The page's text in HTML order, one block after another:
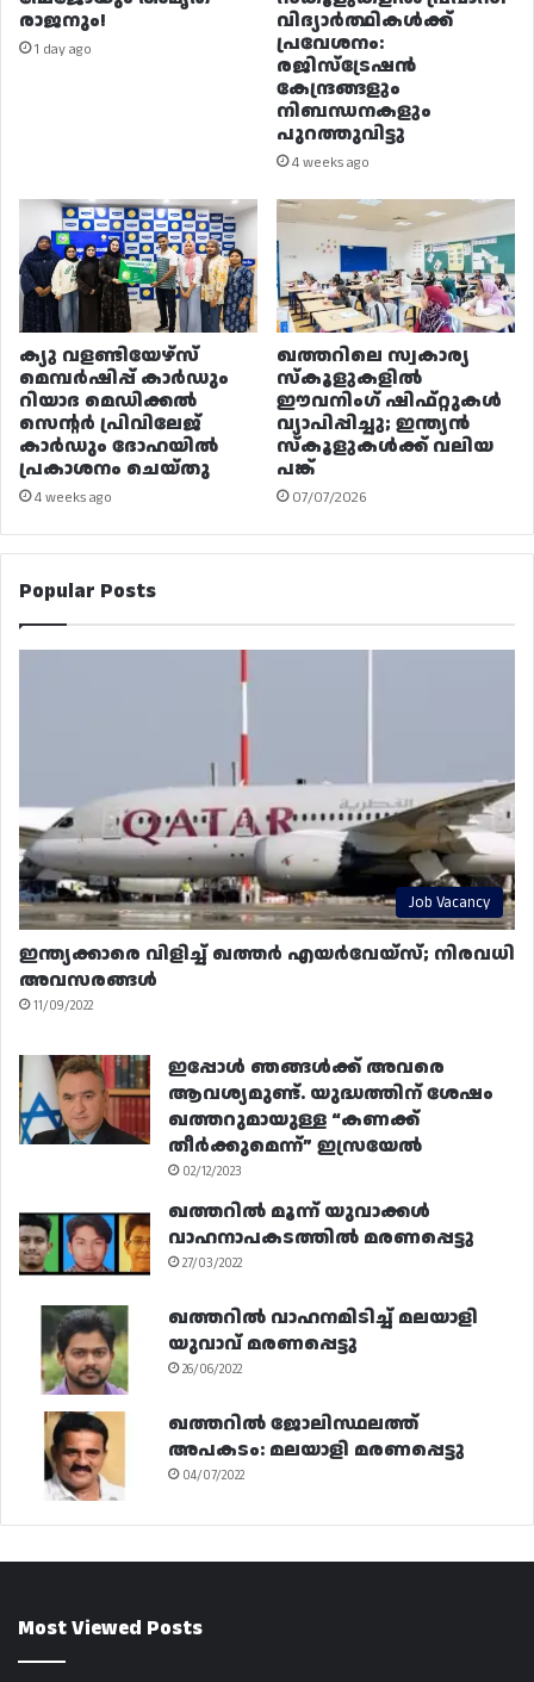
രാജനും!
1 day ago
വിദ്യാർത്ഥികൾക്ക്
പ്രവേശനം:
രജിസ്ട്രേഷൻ
കേന്ദ്രങ്ങളും
നിബന്ധനകളും
പുറത്തുവിട്ടു
4 weeks ago
ക്യു വളണ്ടിയേഴ്‌സ്
മെമ്പർഷിപ്പ് കാർഡും
റിയാദ മെഡിക്കൽ
സെന്റർ പ്രിവിലേജ്
കാർഡും ദോഹയിൽ
പ്രകാശനം ചെയ്തു
4 weeks ago
ഖത്തറിലെ സ്വകാര്യ
സ്കൂളുകളിൽ
ഈവനിംഗ് ഷിഫ്റ്റുകൾ
വ്യാപിപ്പിച്ചു; ഇന്ത്യൻ
സ്കൂളുകൾക്ക് വലിയ
പങ്ക്
07/07/2026
Popular Posts
Job Vacancy
ഇന്ത്യക്കാരെ വിളിച്ച് ഖത്തർ എയർവേയ്‌സ്; നിരവധി
അവസരങ്ങൾ
11/09/2022
ഇപ്പോൾ ഞങ്ങൾക്ക് അവരെ
ആവശ്യമുണ്ട്. യുദ്ധത്തിന് ശേഷം
ഖത്തറുമായുള്ള “കണക്ക്
തീർക്കുമെന്ന്” ഇസ്രയേൽ
02/12/2023
ഖത്തറിൽ മൂന്ന് യുവാക്കൾ
വാഹനാപകടത്തിൽ മരണപ്പെട്ടു
27/03/2022
ഖത്തറിൽ വാഹനമിടിച്ച് മലയാളി
യുവാവ് മരണപ്പെട്ടു
26/06/2022
ഖത്തറിൽ ജോലിസ്ഥലത്ത്
അപകടം: മലയാളി മരണപ്പെട്ടു
04/07/2022
Most Viewed Posts